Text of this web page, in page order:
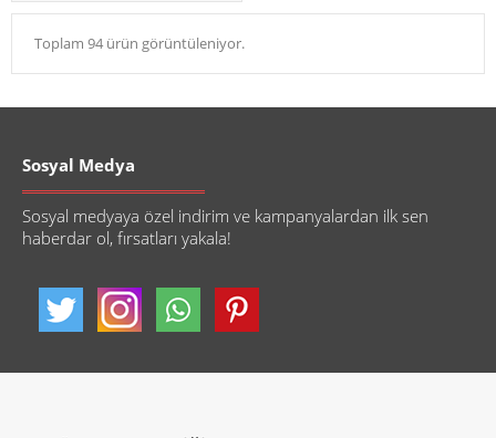
Toplam 94 ürün görüntüleniyor.
Sosyal Medya
Sosyal medyaya özel indirim ve kampanyalardan ilk sen
haberdar ol, fırsatları yakala!